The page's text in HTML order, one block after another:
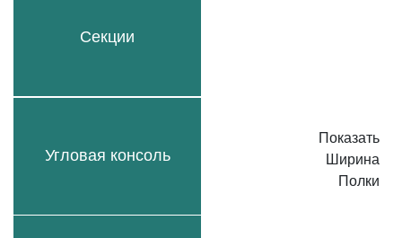
Секции
Угловая консоль
Показать
Ширина
Полки